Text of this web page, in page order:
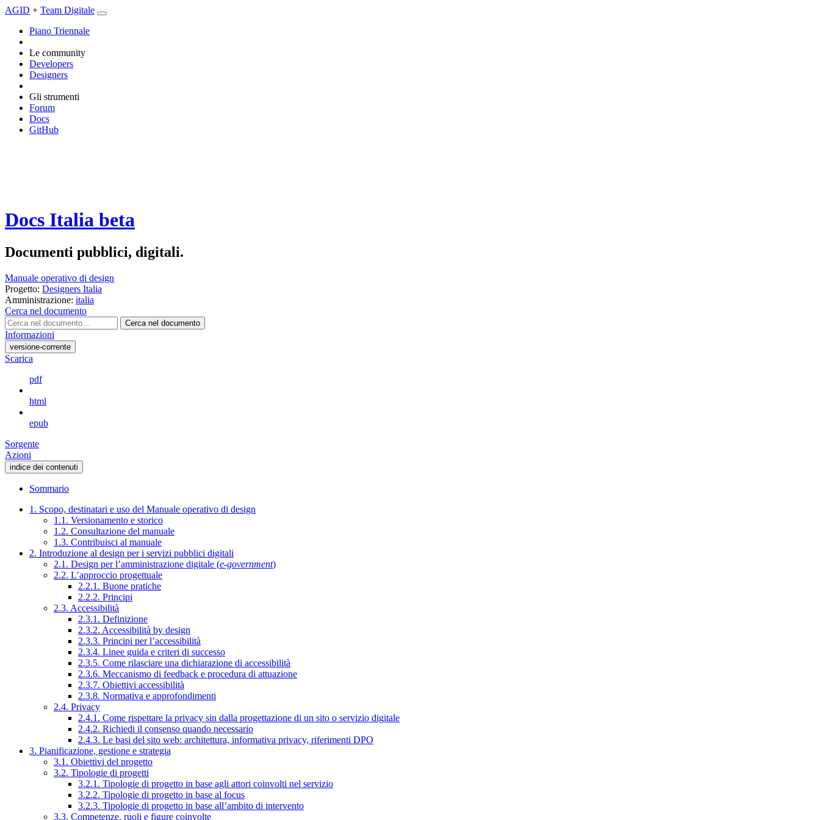
AGID + Team Digitale
Piano Triennale
Le community
Developers
Designers
Gli strumenti
Forum
Docs
GitHub
Docs Italia beta
Documenti pubblici, digitali.
Manuale operativo di design
Progetto: Designers Italia
Amministrazione: italia
Cerca nel documento
Cerca nel documento
Informazioni
versione-corrente
Scarica
pdf
html
epub
Sorgente
Azioni
indice dei contenuti
Sommario
1. Scopo, destinatari e uso del Manuale operativo di design
1.1. Versionamento e storico
1.2. Consultazione del manuale
1.3. Contribuisci al manuale
2. Introduzione al design per i servizi pubblici digitali
2.1. Design per l’amministrazione digitale (e-government)
2.2. L’approccio progettuale
2.2.1. Buone pratiche
2.2.2. Principi
2.3. Accessibilità
2.3.1. Definizione
2.3.2. Accessibilità by design
2.3.3. Principi per l’accessibilità
2.3.4. Linee guida e criteri di successo
2.3.5. Come rilasciare una dichiarazione di accessibilità
2.3.6. Meccanismo di feedback e procedura di attuazione
2.3.7. Obiettivi accessibilità
2.3.8. Normativa e approfondimenti
2.4. Privacy
2.4.1. Come rispettare la privacy sin dalla progettazione di un sito o servizio digitale
2.4.2. Richiedi il consenso quando necessario
2.4.3. Le basi del sito web: architettura, informativa privacy, riferimenti DPO
3. Pianificazione, gestione e strategia
3.1. Obiettivi del progetto
3.2. Tipologie di progetti
3.2.1. Tipologie di progetto in base agli attori coinvolti nel servizio
3.2.2. Tipologie di progetto in base al focus
3.2.3. Tipologie di progetto in base all’ambito di intervento
3.3. Competenze, ruoli e figure coinvolte